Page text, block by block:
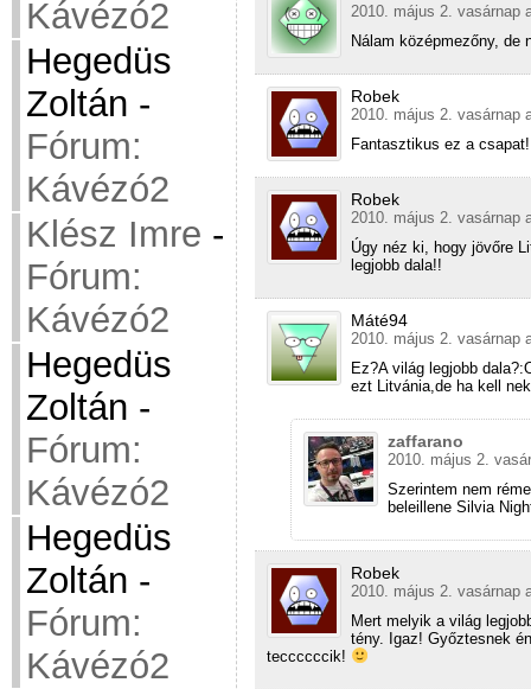
Kávézó2
Hegedüs
Zoltán -
Fórum:
Kávézó2
Klész Imre -
Fórum:
Kávézó2
Hegedüs
Zoltán -
Fórum:
Kávézó2
Hegedüs
Zoltán -
Fórum:
Kávézó2
2010. május 2. vasárnap
Nálam középmezőny, de
Robek
2010. május 2. vasárnap
Fantasztikus ez a
Robek
2010. május 2. vasárnap
Úgy néz ki, hogy jövőre
legjobb dala!!
Máté94
2010. május 2. vasárnap
Ez?A világ legjobb
ezt Litvánia,de ha kell
zaffarano
2010. május 2.
Szerintem nem
beleillene Silvia
Robek
2010. május 2. vasárnap
Mert melyik a világ
tény. Igaz! Győztesnek
teccccccik!